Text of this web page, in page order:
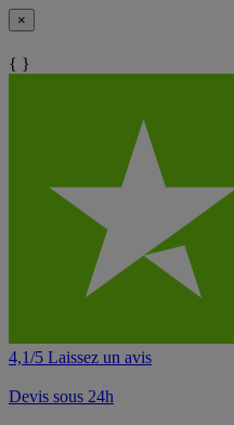
×
{ }
4,1/5 Laissez un avis
Devis sous 24h